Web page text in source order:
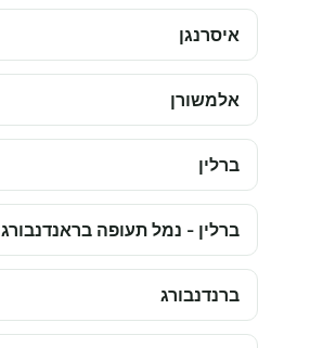
איסרנגן
אלמשורן
ברלין
ברלין - נמל תעופה בראנדנבורג
ברנדנבורג